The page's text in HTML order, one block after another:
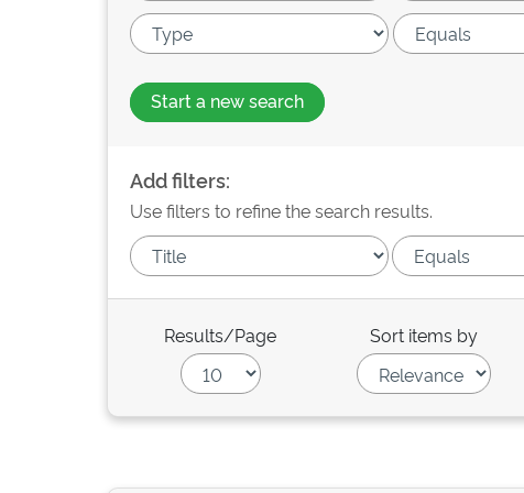
Start a new search
Add filters:
Use filters to refine the search results.
Results/Page Sort items by